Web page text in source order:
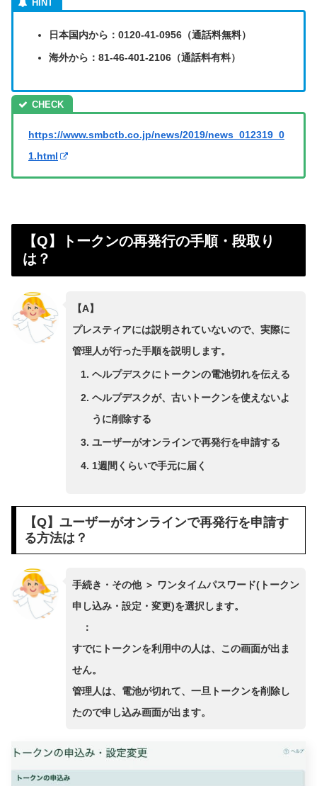
日本国内から：0120-41-0956（通話料無料）
海外から：81-46-401-2106（通話料有料）
https://www.smbctb.co.jp/news/2019/news_012319_0
1.html
【Q】トークンの再発行の手順・段取り
は？
【A】
プレスティアには説明されていないので、実際に
管理人が行った手順を説明します。
ヘルプデスクにトークンの電池切れを伝える
ヘルプデスクが、古いトークンを使えないよ
うに削除する
ユーザーがオンラインで再発行を申請する
1週間くらいで手元に届く
【Q】ユーザーがオンラインで再発行を申請す
る方法は？
手続き・その他 ＞ ワンタイムパスワード(トークン
申し込み・設定・変更)を選択します。
：
すでにトークンを利用中の人は、この画面が出ま
せん。
管理人は、電池が切れて、一旦トークンを削除し
たので申し込み画面が出ます。